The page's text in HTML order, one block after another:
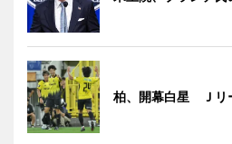
柏、開幕白星 Ｊリ